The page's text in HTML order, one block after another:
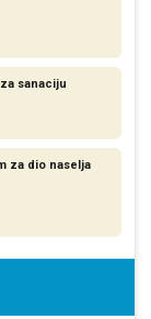
sanaciju
za dio naselja